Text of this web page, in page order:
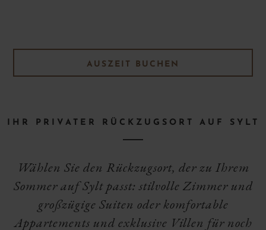
AUSZEIT BUCHEN
IHR PRIVATER RÜCKZUGSORT AUF SYLT
Wählen Sie den Rückzugsort, der zu Ihrem
Sommer auf Sylt passt: stilvolle Zimmer und
großzügige Suiten oder komfortable
Appartements und exklusive Villen für noch